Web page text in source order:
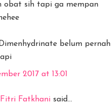
obat sih tapi ga mempan
belum pernah
2017 at 13:01
Fatkhani said...